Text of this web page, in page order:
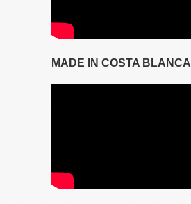
MADE IN COSTA BLANCA